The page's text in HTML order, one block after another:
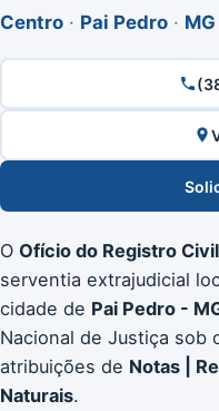
Centro · Pai Pedro · MG
O Ofício do Registro
serventia extrajudicial
cidade de Pai Pedro -
Nacional de Justiça sob
atribuições de Notas |
Naturais.